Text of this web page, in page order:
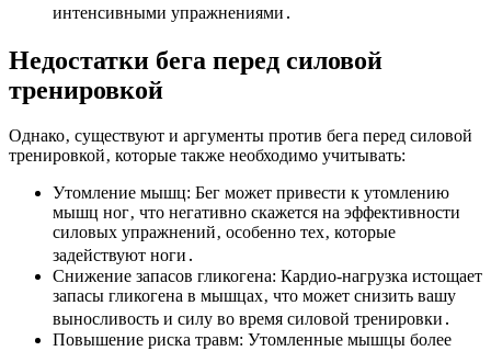
интенсивными упражнениями․
Недостатки бега перед силовой
тренировкой
Однако‚ существуют и аргументы против бега перед силовой
тренировкой‚ которые также необходимо учитывать:
Утомление мышц: Бег может привести к утомлению
мышц ног‚ что негативно скажется на эффективности
силовых упражнений‚ особенно тех‚ которые
задействуют ноги․
Снижение запасов гликогена: Кардио-нагрузка истощает
запасы гликогена в мышцах‚ что может снизить вашу
выносливость и силу во время силовой тренировки․
Повышение риска травм: Утомленные мышцы более